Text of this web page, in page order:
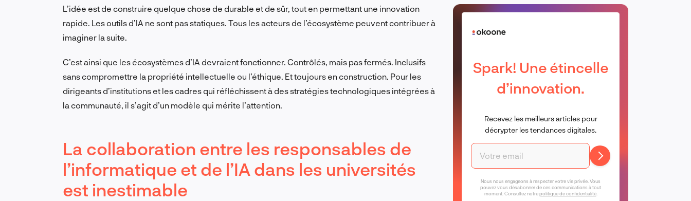
L’idée est de construire quelque chose de durable et de sûr, tout en permettant une innovation
rapide. Les outils d’IA ne sont pas statiques. Tous les acteurs de l’écosystème peuvent contribuer à
imaginer la suite.
C’est ainsi que les écosystèmes d’IA devraient fonctionner. Contrôlés, mais pas fermés. Inclusifs
sans compromettre la propriété intellectuelle ou l’éthique. Et toujours en construction. Pour les
dirigeants d’institutions et les cadres qui réfléchissent à des stratégies technologiques intégrées à
la communauté, il s’agit d’un modèle qui mérite l’attention.
La collaboration entre les responsables de
l’informatique et de l’IA dans les universités
est inestimable
Spark! Une étincelle
d’innovation.
Recevez les meilleurs articles pour
décrypter les tendances digitales.
Nous nous engageons à respecter votre vie privée. Vous
pouvez vous désabonner de ces communications à tout
moment. Consultez notrepolitique de confidentialité.